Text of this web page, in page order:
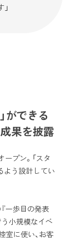
ができる
果を披露
プン。「スタ
よう設計してい
一歩目の発表
う小規模なイベ
室に使い、お客